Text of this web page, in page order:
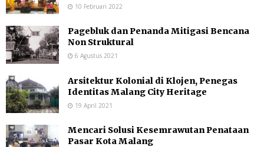
10 Februari 2022
Pagebluk dan Penanda Mitigasi Bencana
Non Struktural
6 Agustus 2021
Arsitektur Kolonial di Klojen, Penegas
Identitas Malang City Heritage
19 April 2021
Mencari Solusi Kesemrawutan Penataan
Pasar Kota Malang